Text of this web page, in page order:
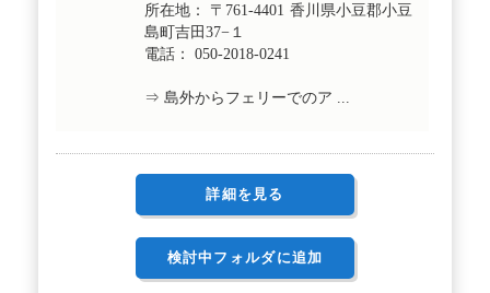
所在地： 〒761-4401 香川県小豆郡小豆
島町吉田37−１
電話： 050-2018-0241
⇒ 島外からフェリーでのア ...
詳細を見る
検討中フォルダに追加